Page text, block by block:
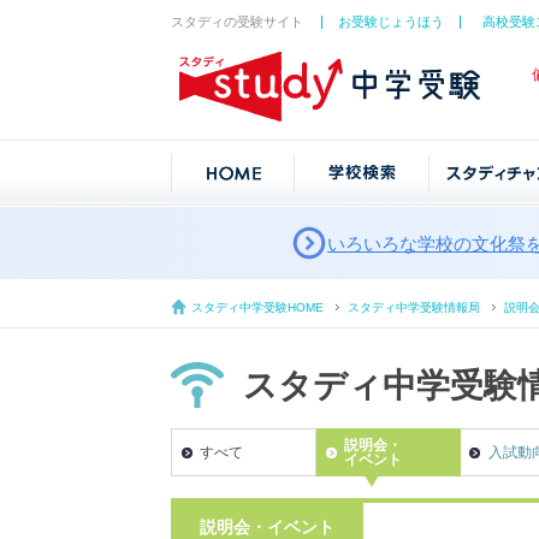
スタディの受験サイト お受験じょうほう 高校受験
いろいろな学校の文化祭
スタディ中学受験HOME スタディ中学受験情報局 説明
スタディ中学受験
すべて
説明会・
イベント
入試動
説明会・イベント